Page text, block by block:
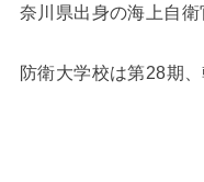
奈川県出身の海上自衛
防衛大学校は第28期